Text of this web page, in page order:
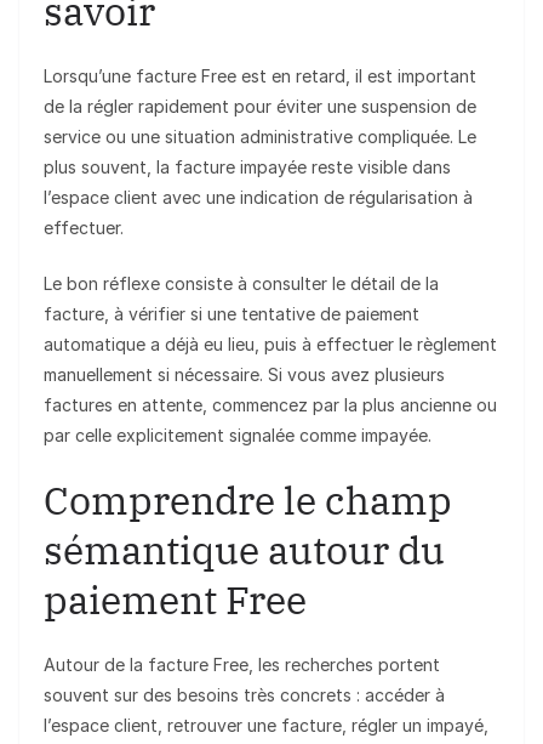
savoir
Lorsqu’une facture Free est en retard, il est important
de la régler rapidement pour éviter une suspension de
service ou une situation administrative compliquée. Le
plus souvent, la facture impayée reste visible dans
l’espace client avec une indication de régularisation à
effectuer.
Le bon réflexe consiste à consulter le détail de la
facture, à vérifier si une tentative de paiement
automatique a déjà eu lieu, puis à effectuer le règlement
manuellement si nécessaire. Si vous avez plusieurs
factures en attente, commencez par la plus ancienne ou
par celle explicitement signalée comme impayée.
Comprendre le champ
sémantique autour du
paiement Free
Autour de la facture Free, les recherches portent
souvent sur des besoins très concrets : accéder à
l’espace client, retrouver une facture, régler un impayé,